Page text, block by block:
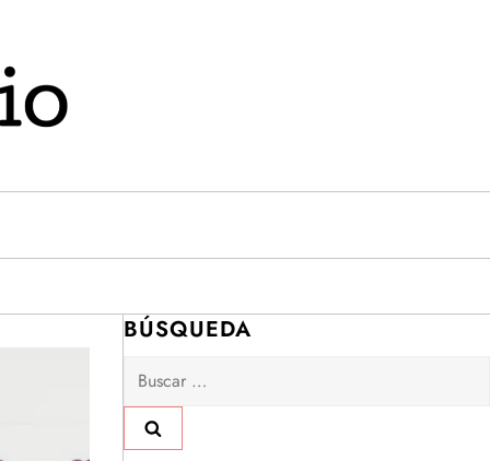
BÚSQUEDA
Buscar: